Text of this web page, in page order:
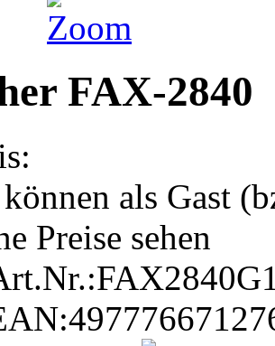
FAX-2840
als Gast
Preise sehen